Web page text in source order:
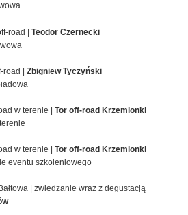
road |Teodor Czernecki
road |Zbigniew Tyczyński
w terenie |Tor off-road Krzemionki
w terenie |Tor off-road Krzemionki
eventu szkoleniowego
| zwiedzanie wraz z degustacją